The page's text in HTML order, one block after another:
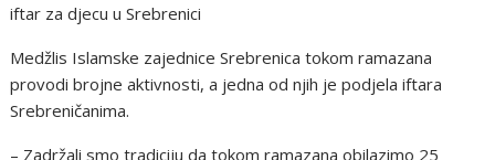
iftar za djecu u Srebrenici
Medžlis Islamske zajednice Srebrenica tokom ramazana
provodi brojne aktivnosti, a jedna od njih je podjela iftara
Srebreničanima.
– Zadržali smo tradiciju da tokom ramazana obilazimo 25